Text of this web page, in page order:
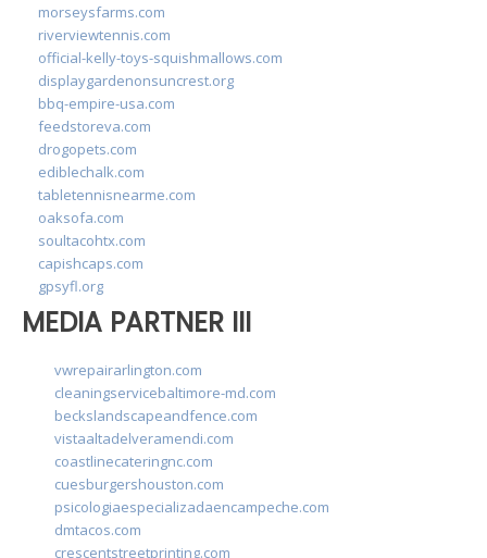
morseysfarms.com
riverviewtennis.com
official-kelly-toys-squishmallows.com
displaygardenonsuncrest.org
bbq-empire-usa.com
feedstoreva.com
drogopets.com
ediblechalk.com
tabletennisnearme.com
oaksofa.com
soultacohtx.com
capishcaps.com
gpsyfl.org
MEDIA PARTNER III
vwrepairarlington.com
cleaningservicebaltimore-md.com
beckslandscapeandfence.com
vistaaltadelveramendi.com
coastlinecateringnc.com
cuesburgershouston.com
psicologiaespecializadaencampeche.com
dmtacos.com
crescentstreetprinting.com